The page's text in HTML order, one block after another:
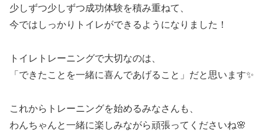
少しずつ少しずつ成功体験を積み重ねて、
今ではしっかりトイレができるようになりました！
トイレトレーニングで大切なのは、
「できたことを一緒に喜んであげること」だと思います✨
これからトレーニングを始めるみなさんも、
わんちゃんと一緒に楽しみながら頑張ってくださいね🌸